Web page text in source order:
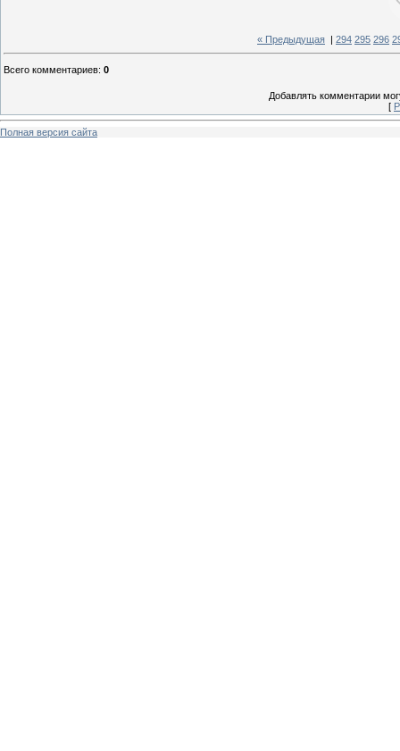
« Предыдущая 294 295 296
Всего комментариев: 0
Добавлять комментарии
[
Полная версия сайта